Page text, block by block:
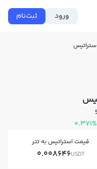
ورود ثبت‌نام
قیمت استراتیس به تتر
0.008646USDT